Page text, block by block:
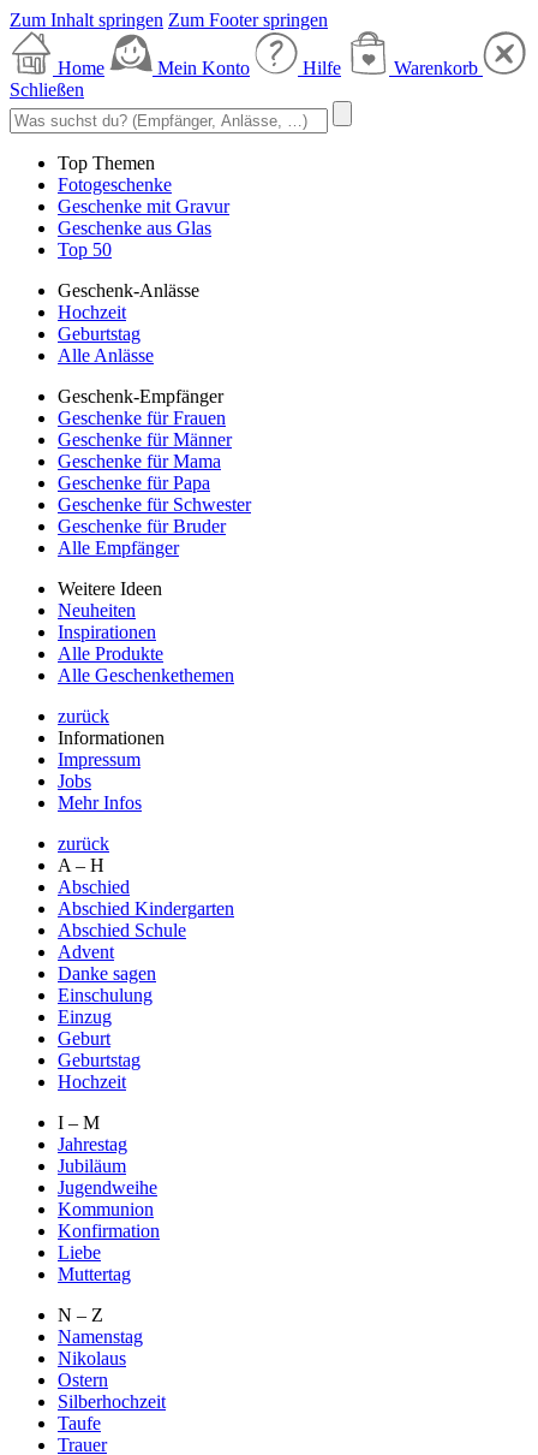
Zum Inhalt springen Zum Footer springen
Home Mein Konto Hilfe
Warenkorb
Schließen
Top Themen
Fotogeschenke
Geschenke mit Gravur
Geschenke aus Glas
Top 50
Geschenk-Anlässe
Hochzeit
Geburtstag
Alle Anlässe
Geschenk-Empfänger
Geschenke für Frauen
Geschenke für Männer
Geschenke für Mama
Geschenke für Papa
Geschenke für Schwester
Geschenke für Bruder
Alle Empfänger
Weitere Ideen
Neuheiten
Inspirationen
Alle Produkte
Alle Geschenkethemen
zurück
Informationen
Impressum
Jobs
Mehr Infos
zurück
A – H
Abschied
Abschied Kindergarten
Abschied Schule
Advent
Danke sagen
Einschulung
Einzug
Geburt
Geburtstag
Hochzeit
I – M
Jahrestag
Jubiläum
Jugendweihe
Kommunion
Konfirmation
Liebe
Muttertag
N – Z
Namenstag
Nikolaus
Ostern
Silberhochzeit
Taufe
Trauer